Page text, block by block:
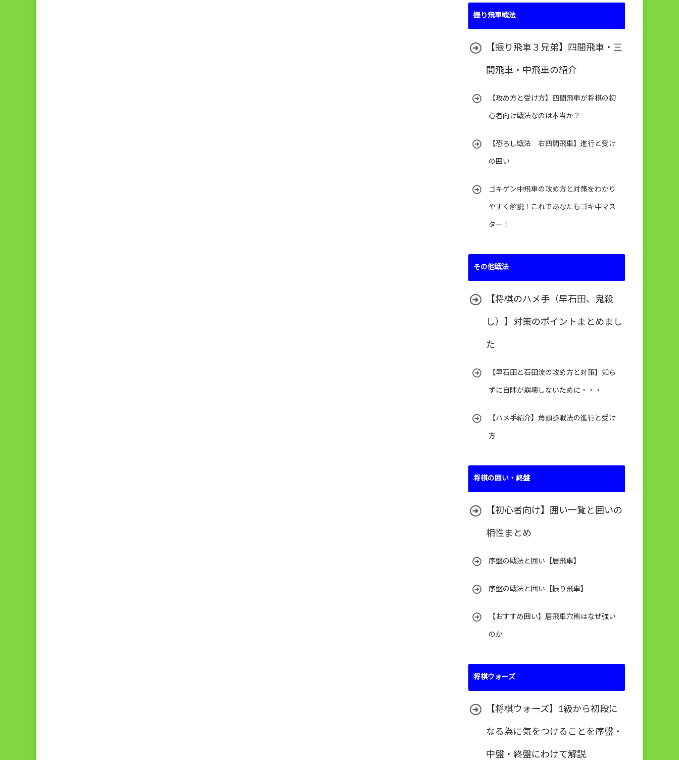
振り飛車戦法
【振り飛車３兄弟】四間飛車・三
間飛車・中飛車の紹介
【攻め方と受け方】四間飛車が将棋の初
心者向け戦法なのは本当か？
【恐ろし戦法 右四間飛車】進行と受け
の囲い
ゴキゲン中飛車の攻め方と対策をわかり
やすく解説！これであなたもゴキ中マス
ター！
その他戦法
【将棋のハメ手（早石田、鬼殺
し）】対策のポイントまとめまし
た
【早石田と石田流の攻め方と対策】知ら
ずに自陣が崩壊しないために・・・
【ハメ手紹介】角頭歩戦法の進行と受け
方
将棋の囲い・終盤
【初心者向け】囲い一覧と囲いの
相性まとめ
序盤の戦法と囲い【居飛車】
序盤の戦法と囲い【振り飛車】
【おすすめ囲い】居飛車穴熊はなぜ強い
のか
将棋ウォーズ
【将棋ウォーズ】1級から初段に
なる為に気をつけることを序盤・
中盤・終盤にわけて解説